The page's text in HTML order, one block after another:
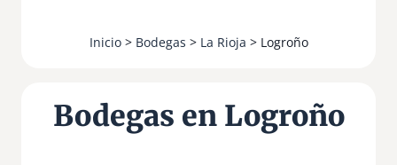
Inicio> Bodegas > La Rioja > Logroño
Bodegas en Logroño